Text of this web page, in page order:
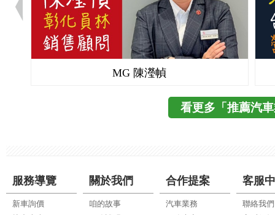
MG 陳瀅幀
看更多「推薦汽
服務導覽
新車詢價
關於我們
咱的故事
合作提案
汽車業務
客服
聯絡我們